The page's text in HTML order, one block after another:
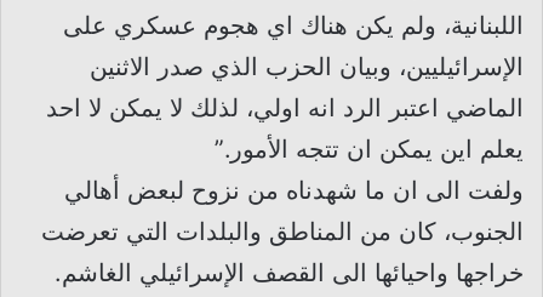
اللبنانية، ولم يكن هناك اي هجوم عسكري على
الإسرائيليين، وبيان الحزب الذي صدر الاثنين
الماضي اعتبر الرد انه اولي، لذلك لا يمكن لا احد
يعلم اين يمكن ان تتجه الأمور.”
ولفت الى ان ما شهدناه من نزوح لبعض أهالي
الجنوب، كان من المناطق والبلدات التي تعرضت
خراجها واحيائها الى القصف الإسرائيلي الغاشم.